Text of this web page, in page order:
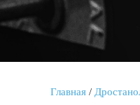
Главная /